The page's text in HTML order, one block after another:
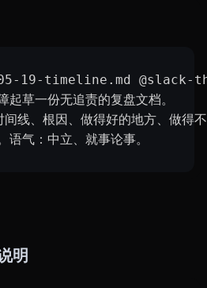
19-timeline.md
草一份无追责的复盘文档。
线、根因、做得好的地方、做得
气：中立、就事论事。
明